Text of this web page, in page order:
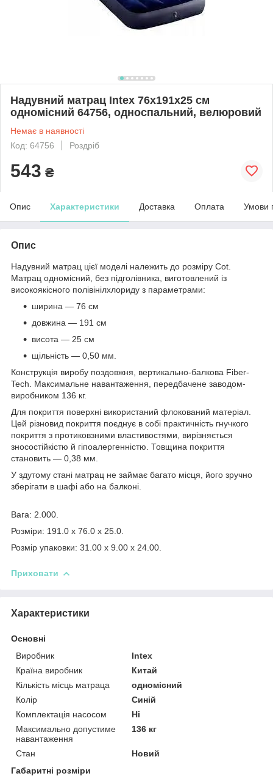
Надувний матрац Intex 76х191х25 см
одномісний 64756, односпальний, велюровий
Немає в наявності
Код: 64756
Роздріб
543 ₴
Опис Характеристики Доставка Оплата Умови
Опис
Надувний матрац цієї моделі належить до розміру Cot.
Матрац одномісний, без підголівника, виготовлений із
високоякісного полівінілхлориду з параметрами:
ширина — 76 см
довжина — 191 см
висота — 25 см
щільність — 0,50 мм.
Конструкція виробу поздовжня, вертикально-балкова Fiber-
Tech. Максимальне навантаження, передбачене заводом-
виробником 136 кг.
Для покриття поверхні використаний флокований матеріал.
Цей різновид покриття поєднує в собі практичність гнучкого
покриття з протиковзними властивостями, вирізняється
зносостійкістю й гіпоалергенністю. Товщина покриття
становить — 0,38 мм.
У здутому стані матрац не займає багато місця, його зручно
зберігати в шафі або на балконі.
Вага: 2.000.
Розміри: 191.0 x 76.0 x 25.0.
Розмір упаковки: 31.00 x 9.00 x 24.00.
Приховати
Характеристики
Основні
Виробник
Intex
Країна виробник
Китай
Кількість місць матраца
одномісний
Колір
Синій
Комплектація насосом
Ні
Максимально допустиме
навантаження
136 кг
Стан
Новий
Габаритні розміри